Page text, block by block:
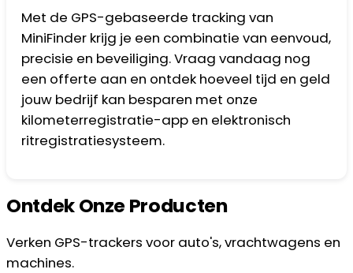
Met de GPS-gebaseerde tracking van
MiniFinder krijg je een combinatie van eenvoud,
precisie en beveiliging. Vraag vandaag nog
een offerte aan en ontdek hoeveel tijd en geld
jouw bedrijf kan besparen met onze
kilometerregistratie-app en elektronisch
ritregistratiesysteem.
Ontdek Onze Producten
Verken GPS-trackers voor auto's, vrachtwagens en
machines.